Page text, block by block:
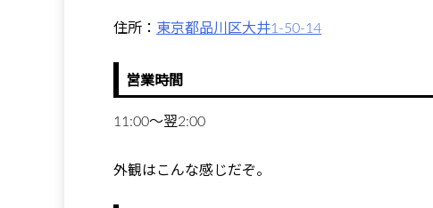
住所： 東京都品川区大井1-50-14
営業時間
11:00～翌2:00
外観はこんな感じだぞ。